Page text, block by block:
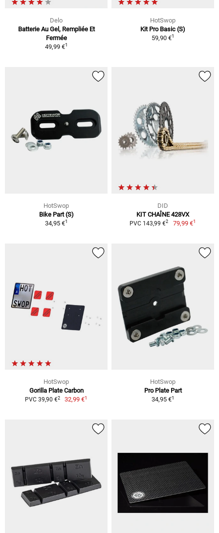
Delo
Batterie Au Gel, Rempliée Et
Fermée
49,99 €1
HotSwop
Kit Pro Basic (S)
59,90 €1
HotSwop
Bike Part (S)
34,95 €1
DID
KIT CHAÎNE 428VX
PVC 143,99 €2 79,99 €1
HotSwop
Gorilla Plate Carbon
PVC 39,90 €2 32,99 €1
HotSwop
Pro Plate Part
34,95 €1